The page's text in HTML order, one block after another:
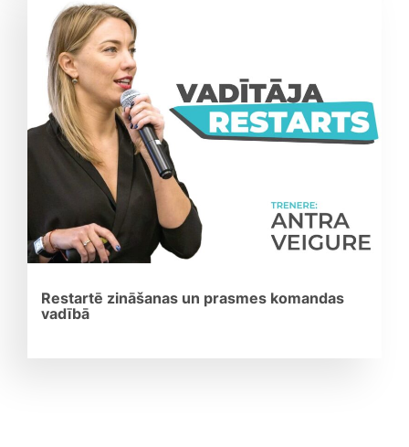
Restartē zināšanas un prasmes komandas
vadībā